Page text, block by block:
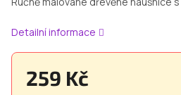
Detailní informace
259 Kč
5